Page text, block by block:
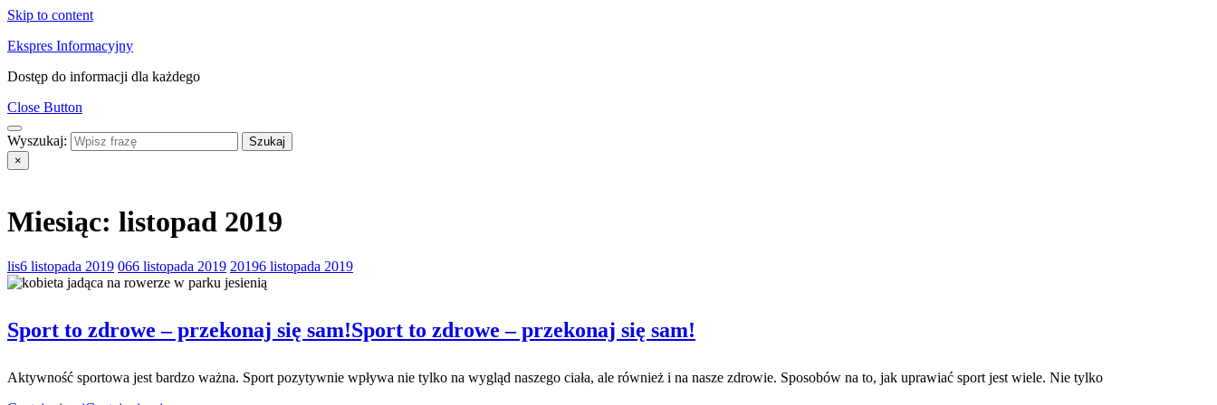
Skip to content
Ekspres Informacyjny
Dostęp do informacji dla każdego
Close Button
Wyszukaj:
×
Miesiąc: listopad 2019
lis6 listopada 2019 066 listopada 2019 20196 listopada 2019
Sport to zdrowe – przekonaj się sam!Sport to zdrowe – przekonaj się sam!
Aktywność sportowa jest bardzo ważna. Sport pozytywnie wpływa nie tylko na wygląd naszego ciała, ale również i na nasze zdrowie. Sposobów na to, jak uprawiać sport jest wiele. Nie tylko